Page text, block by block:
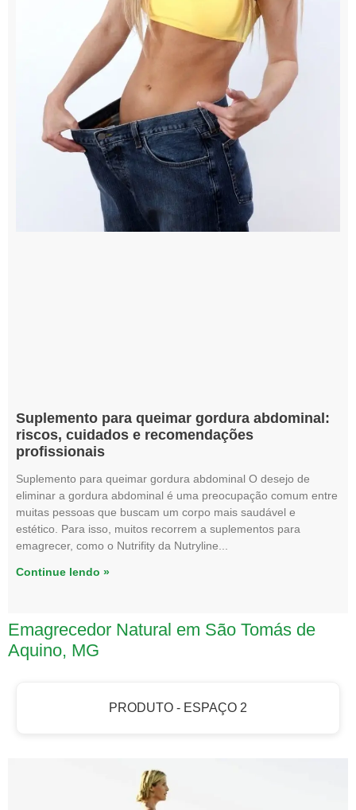
Suplemento para queimar gordura abdominal:
riscos, cuidados e recomendações
profissionais
Suplemento para queimar gordura abdominal O desejo de
eliminar a gordura abdominal é uma preocupação comum entre
muitas pessoas que buscam um corpo mais saudável e
estético. Para isso, muitos recorrem a suplementos para
emagrecer, como o Nutrifity da Nutryline
Continue lendo »
Emagrecedor Natural em São Tomás de
Aquino, MG
PRODUTO - ESPAÇO 2